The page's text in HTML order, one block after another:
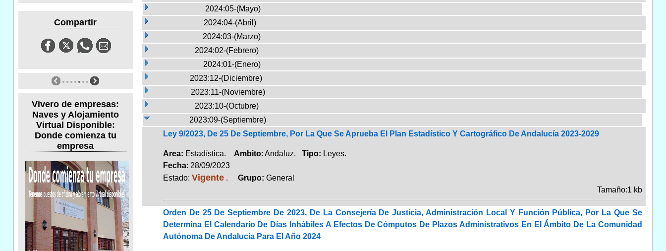
Compartir
Vivero de empresas:
Naves y Alojamiento
Virtual Disponible:
Donde comienza tu
empresa
2024:05-(Mayo)
2024:04-(Abril)
2024:03-(Marzo)
2024:02-(Febrero)
2024:01-(Enero)
2023:12-(Diciembre)
2023:11-(Noviembre)
2023:10-(Octubre)
2023:09-(Septiembre)
Ley 9/2023, De 25 De Septiembre, Por La Que Se Aprueba El Plan Estadístico Y Cartográfico De Andalucía 2023-2029
Area: Estadística. Ambito: Andaluz. Tipo: Leyes.
Fecha: 28/09/2023
Estado: Vigente. Grupo: General
Tamaño:1 kb
Orden De 25 De Septiembre De 2023, De La Consejería De Justicia, Administración Local Y Función Pública, Por La Que Se
Determina El Calendario De Días Inhábiles A Efectos De Cómputos De Plazos Administrativos En El Ámbito De La Comunidad
Autónoma De Andalucía Para El Año 2024